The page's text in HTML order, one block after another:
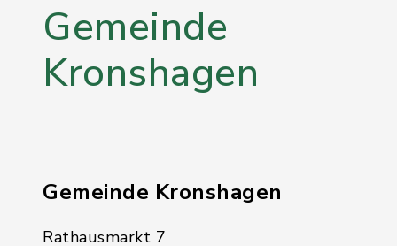
Gemeinde
Kronshagen
Gemeinde Kronshagen
Rathausmarkt 7